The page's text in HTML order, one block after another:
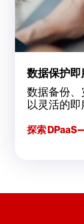
数据保护即
数据备份、
以灵活的即
探索 DPaaS